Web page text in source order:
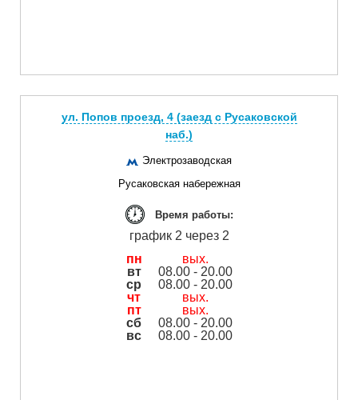
ул. Попов проезд, 4 (заезд с Русаковской
наб.)
Электрозаводская
Русаковская набережная
Время работы:
график 2 через 2
пн
вых.
вт
08.00 - 20.00
ср
08.00 - 20.00
чт
вых.
пт
вых.
сб
08.00 - 20.00
вс
08.00 - 20.00